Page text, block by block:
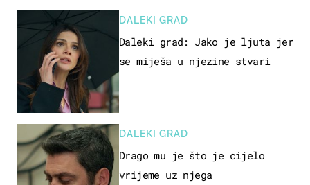
DALEKI GRAD
Daleki grad: Jako je ljuta jer
se miješa u njezine stvari
DALEKI GRAD
Drago mu je što je cijelo
vrijeme uz njega